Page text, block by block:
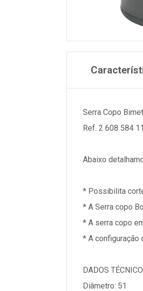
Serra Copo
Ref. 2 608 584
Abaixo
* Possibilita
* A Serra copo
* A serra copo
* A configuração
DADOS
Diâmetro: 51